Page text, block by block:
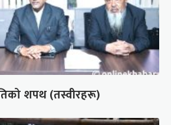
शपथ (तस्वीरहरू)